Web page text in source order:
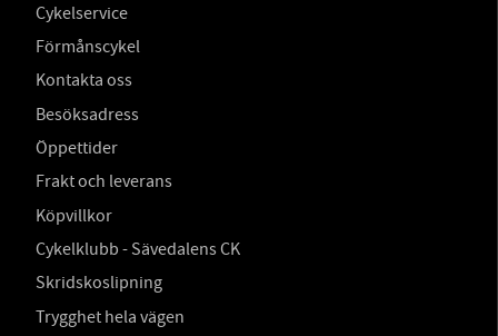
Cykelservice
Förmånscykel
Kontakta oss
Besöksadress
Öppettider
Frakt och leverans
Köpvillkor
Cykelklubb - Sävedalens CK
Skridskoslipning
Trygghet hela vägen